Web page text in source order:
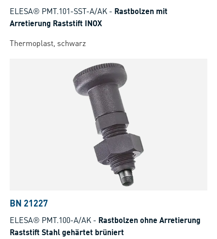
ELESA® PMT.101-SST-A/AK - Rastbolzen mit
Arretierung Raststift INOX
Thermoplast, schwarz
BN 21227
ELESA® PMT.100-A/AK - Rastbolzen ohne Arretierung
Raststift Stahl gehärtet brüniert